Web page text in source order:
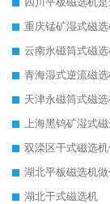
重庆锰矿湿式磁
云南永磁筒式磁
青海湿式逆流磁
天津永磁筒式磁
上海黑钨矿湿式
双滦区干式磁选
湖北平板磁选机做
湖北干式磁选机